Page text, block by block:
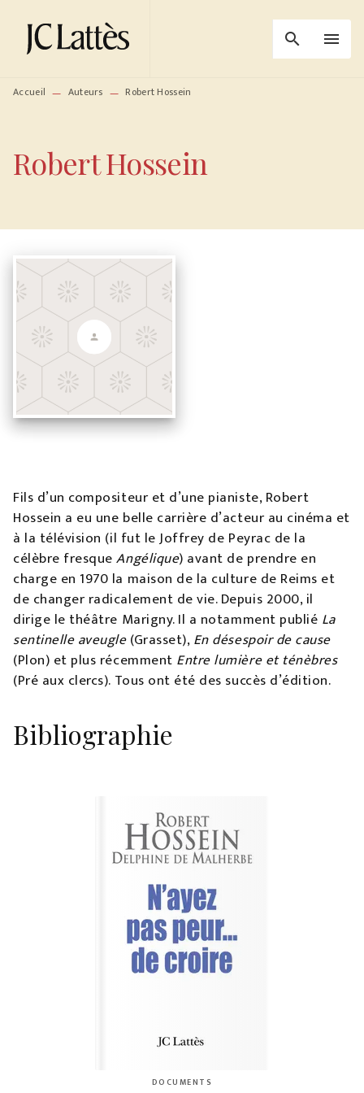
MENU RECHERCHE
PIED DE PAGE
search menu
Accueil — Auteurs — Robert Hossein
Robert Hossein
Fils d’un compositeur et d’une pianiste, Robert
Hossein a eu une belle carrière d’acteur au cinéma et
à la télévision (il fut le Joffrey de Peyrac de la
célèbre fresqueAngélique) avant de prendre en
charge en 1970 la maison de la culture de Reims et
de changer radicalement de vie. Depuis 2000, il
dirige le théâtre Marigny. Il a notamment publié La
sentinelle aveugle(Grasset),En désespoir de cause
(Plon) et plus récemment Entre lumière et ténèbres
(Pré aux clercs). Tous ont été des succès d’édition.
Bibliographie
DOCUMENTS